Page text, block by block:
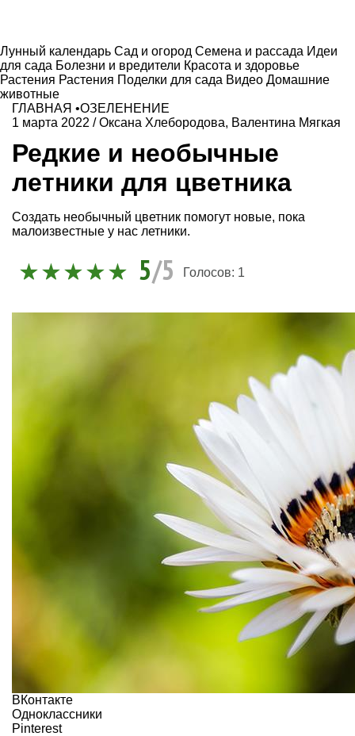
Лунный календарь Сад и огород Семена и рассада Идеи
для сада Болезни и вредители Красота и здоровье
Растения Растения Поделки для сада Видео Домашние
животные
ГЛАВНАЯ •ОЗЕЛЕНЕНИЕ
1 марта 2022 /Оксана Хлебородова, Валентина Мягкая
Редкие и необычные
летники для цветника
Создать необычный цветник помогут новые, пока
малоизвестные у нас летники.
5/5 Голосов: 1
ВКонтакте
Одноклассники
Pinterest